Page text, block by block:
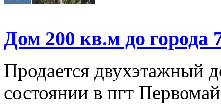
Дом 200 кв.м до города
Продается двухэтажный
состоянии в пгт